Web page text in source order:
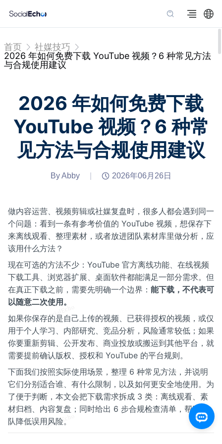
首页
社媒技巧
2026 年如何免费下载 YouTube 视频？6 种常见方法
与合规使用建议
2026 年如何免费下载
YouTube 视频？6 种常
见方法与合规使用建议
By Abby 2026年06月26日
做内容运营、视频剪辑或社媒复盘时，很多人都会遇到同一
个问题：看到一条有参考价值的 YouTube 视频，想保存下
来离线观看、整理素材，或者放进团队素材库里做分析，应
该用什么方法？
现在可选的方法不少：YouTube 官方离线功能、在线视频
下载工具、浏览器扩展、桌面软件都能满足一部分需求。但
在真正下载之前，需要先明确一个边界： 能下载，不代表可
以随意二次使用。
如果你保存的是自己上传的视频、已获得授权的视频，或仅
用于个人学习、内部研究、竞品分析，风险通常较低；如果
你要重新剪辑、公开发布、商业投放或搬运到其他平台，就
需要提前确认版权、授权和 YouTube 的平台规则。
下面我们按照实际使用场景，整理 6 种常见方法，并说明
它们分别适合谁、有什么限制，以及如何更安全地使用。为
了便于判断，本文会把下载需求拆成 3 类：离线观看、素
材归档、内容复盘；同时给出 6 步合规检查清单，帮助团
队降低误用风险。